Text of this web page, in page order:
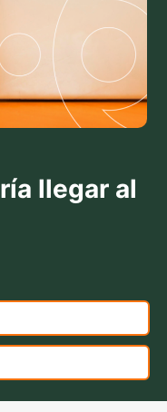
llegar al